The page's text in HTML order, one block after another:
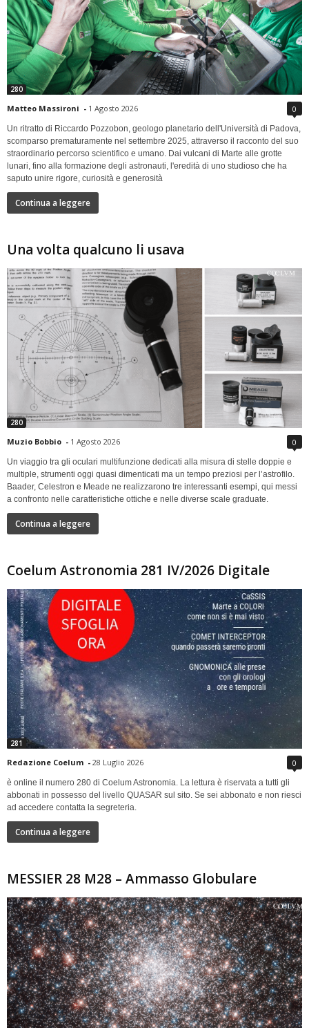
280
Matteo Massironi - 1 Agosto 2026 0
Un ritratto di Riccardo Pozzobon, geologo planetario dell'Università di Padova,
scomparso prematuramente nel settembre 2025, attraverso il racconto del suo
straordinario percorso scientifico e umano. Dai vulcani di Marte alle grotte
lunari, fino alla formazione degli astronauti, l'eredità di uno studioso che ha
saputo unire rigore, curiosità e generosità
Continua a leggere
Una volta qualcuno li usava
280
Muzio Bobbio - 1 Agosto 2026 0
Un viaggio tra gli oculari multifunzione dedicati alla misura di stelle doppie e
multiple, strumenti oggi quasi dimenticati ma un tempo preziosi per l’astrofilo.
Baader, Celestron e Meade ne realizzarono tre interessanti esempi, qui messi
a confronto nelle caratteristiche ottiche e nelle diverse scale graduate.
Continua a leggere
Coelum Astronomia 281 IV/2026 Digitale
281
Redazione Coelum - 28 Luglio 2026 0
è online il numero 280 di Coelum Astronomia. La lettura è riservata a tutti gli
abbonati in possesso del livello QUASAR sul sito. Se sei abbonato e non riesci
ad accedere contatta la segreteria.
Continua a leggere
MESSIER 28 M28 – Ammasso Globulare